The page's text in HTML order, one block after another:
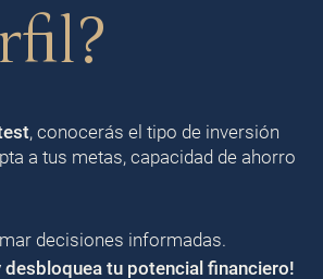
, conocerás el tipo de inversión
a tus metas, capacidad de ahorro
decisiones informadas.
desbloquea tu potencial financiero!